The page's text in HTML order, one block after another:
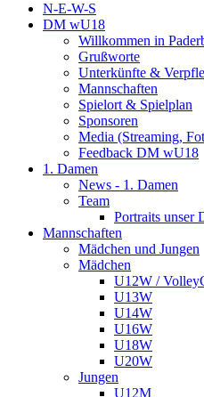
N-E-W-S
DM wU18
Willkommen in
Grußworte
Unterkünfte &
Mannschaften
Spielort & Spielplan
Sponsoren
Media (Streaming,
Feedback DM wU18
1. Damen
News - 1. Damen
Team
Portraits unser
Mannschaften
Mädchen und Jungen
Mädchen
U12W /
U13W
U14W
U16W
U18W
U20W
Jungen
U12M